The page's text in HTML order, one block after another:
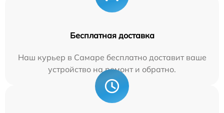
Бесплатная доставка
Наш курьер в Самаре бесплатно доставит ваше
устройство на ремонт и обратно.